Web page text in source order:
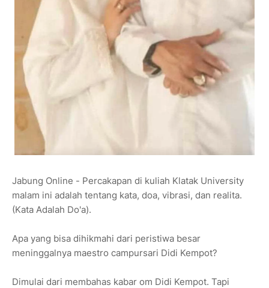
Jabung Online - Percakapan di kuliah Klatak University
malam ini adalah tentang kata, doa, vibrasi, dan realita.
(Kata Adalah Do'a).
Apa yang bisa dihikmahi dari peristiwa besar
meninggalnya maestro campursari Didi Kempot?
Dimulai dari membahas kabar om Didi Kempot. Tapi